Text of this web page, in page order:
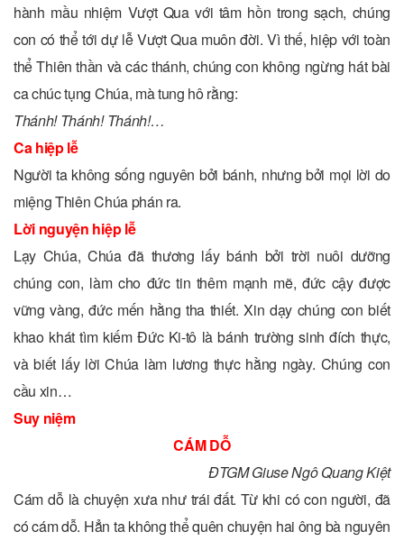
hành mầu nhiệm Vượt Qua với tâm hồn trong sạch, chúng
con có thể tới dự lễ Vượt Qua muôn đời. Vì thế, hiệp với toàn
thể Thiên thần và các thánh, chúng con không ngừng hát bài
ca chúc tụng Chúa, mà tung hô rằng:
Thánh! Thánh! Thánh!…
Ca hiệp lễ
Người ta không sống nguyên bởi bánh, nhưng bởi mọi lời do
miệng Thiên Chúa phán ra.
Lời nguyện hiệp lễ
Lạy Chúa, Chúa đã thương lấy bánh bởi trời nuôi dưỡng
chúng con, làm cho đức tin thêm mạnh mẽ, đức cậy được
vững vàng, đức mến hằng tha thiết. Xin dạy chúng con biết
khao khát tìm kiếm Ðức Ki-tô là bánh trường sinh đích thực,
và biết lấy lời Chúa làm lương thực hằng ngày. Chúng con
cầu xin…
Suy niệm
CÁM DỖ
ĐTGM Giuse Ngô Quang Kiệt
Cám dỗ là chuyện xưa như trái đất. Từ khi có con người, đã
có cám dỗ. Hẳn ta không thể quên chuyện hai ông bà nguyên